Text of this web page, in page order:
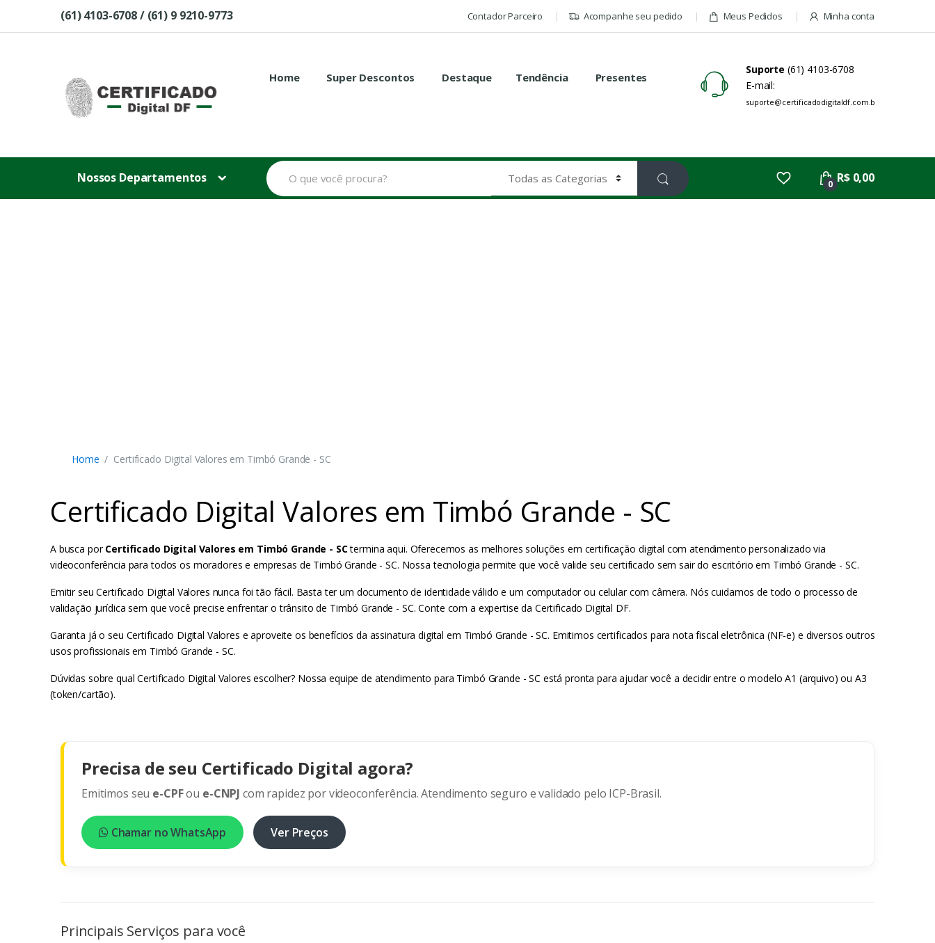
Skip to navigation
Skip to content(61) 4103-6708 / (61) 9 9210-9773 Contador Parceiro Acompanhe seu pedido Meus Pedidos Minha conta
Home Super Descontos Destaque Tendência Presentes
Suporte (61) 4103-6708
E-mail:
suporte@certificadodigitaldf.com.br
Nossos Departamentos
B
u
s
0 R$ 0,00
Home Certificado Digital Valores em Timbó Grande - SC
Certificado Digital Valores em Timbó Grande - SC
A busca porCertificado Digital Valores em Timbó Grande - SCtermina aqui. Oferecemos as melhores soluções em certificação digital com atendimento personalizado via
videoconferência para todos os moradores e empresas de Timbó Grande - SC. Nossa tecnologia permite que você valide seu certificado sem sair do escritório em Timbó Grande - SC.
Emitir seu Certificado Digital Valores nunca foi tão fácil. Basta ter um documento de identidade válido e um computador ou celular com câmera. Nós cuidamos de todo o processo de
validação jurídica sem que você precise enfrentar o trânsito de Timbó Grande - SC. Conte com a expertise da Certificado Digital DF.
Garanta já o seu Certificado Digital Valores e aproveite os benefícios da assinatura digital em Timbó Grande - SC. Emitimos certificados para nota fiscal eletrônica (NF-e) e diversos outros
usos profissionais em Timbó Grande - SC.
Dúvidas sobre qual Certificado Digital Valores escolher? Nossa equipe de atendimento para Timbó Grande - SC está pronta para ajudar você a decidir entre o modelo A1 (arquivo) ou A3
(token/cartão).
Precisa de seu Certificado Digital agora?
Emitimos seu e-CPFou e-CNPJ com rapidez por videoconferência. Atendimento seguro e validado pelo ICP-Brasil.
Chamar no WhatsApp Ver Preços
Principais Serviços para você